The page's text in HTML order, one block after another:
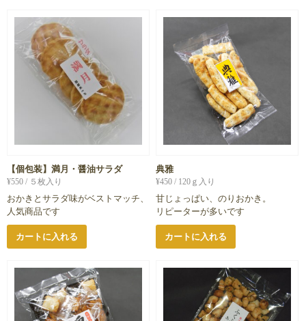
【個包装】満月・醤油サラダ
¥550 / ５枚入り
おかきとサラダ味がベストマッチ、
人気商品です
カートに入れる
典雅
¥450 / 120ｇ入り
甘じょっぱい、のりおかき。
リピーターが多いです
カートに入れる